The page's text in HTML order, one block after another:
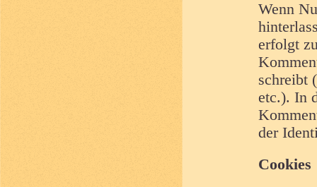
Wenn
erfolgt
schreibt
etc.). In
der
Cookies